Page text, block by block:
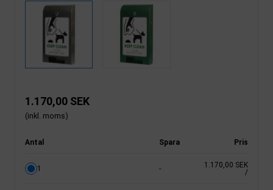
1.170,00 SEK
(inkl. moms)
Antal Spara Pris
1 -
1.170,00 SEK
/